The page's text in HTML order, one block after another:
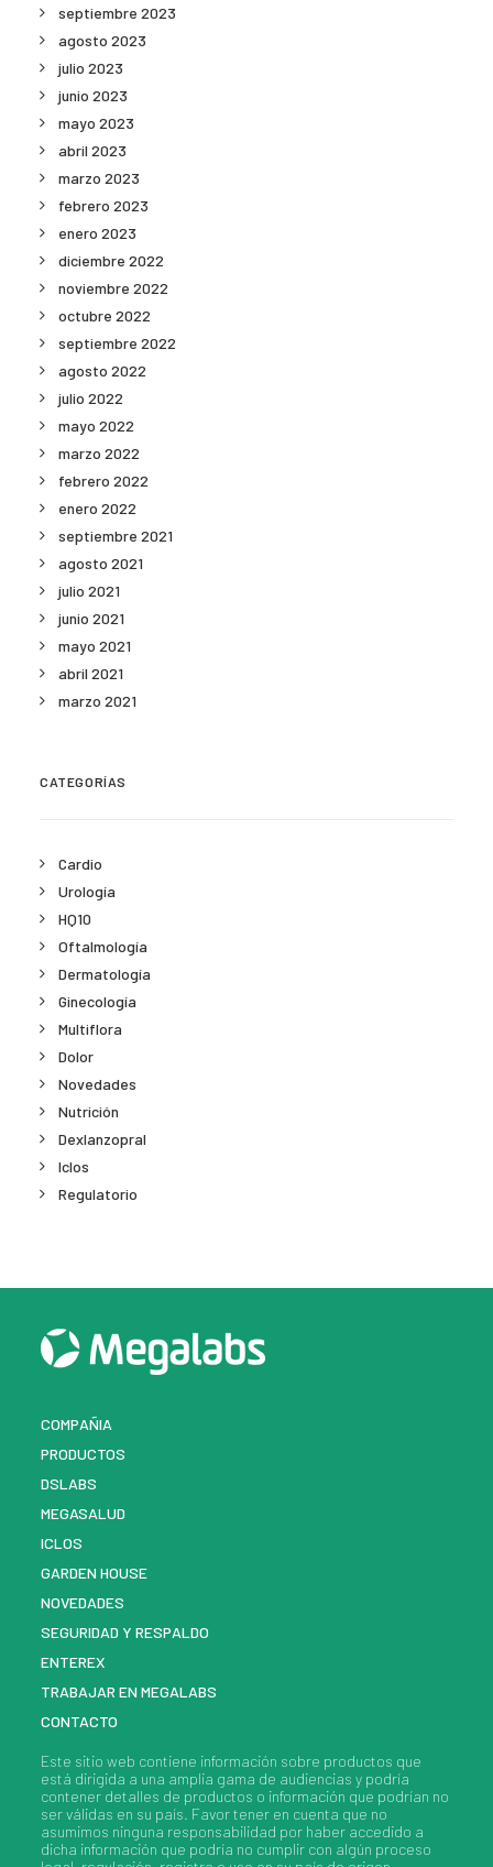
septiembre 2023
agosto 2023
julio 2023
junio 2023
mayo 2023
abril 2023
marzo 2023
febrero 2023
enero 2023
diciembre 2022
noviembre 2022
octubre 2022
septiembre 2022
agosto 2022
julio 2022
mayo 2022
marzo 2022
febrero 2022
enero 2022
septiembre 2021
agosto 2021
julio 2021
junio 2021
mayo 2021
abril 2021
marzo 2021
CATEGORÍAS
Cardio
Urología
HQ10
Oftalmología
Dermatología
Ginecología
Multiflora
Dolor
Novedades
Nutrición
Dexlanzopral
Iclos
Regulatorio
COMPAÑIA
PRODUCTOS
DSLABS
MEGASALUD
ICLOS
GARDEN HOUSE
NOVEDADES
SEGURIDAD Y RESPALDO
ENTEREX
TRABAJAR EN MEGALABS
CONTACTO
Este sitio web contiene información sobre productos que
está dirigida a una amplia gama de audiencias y podría
contener detalles de productos o información que podrían no
ser válidas en su país. Favor tener en cuenta que no
asumimos ninguna responsabilidad por haber accedido a
dicha información que podría no cumplir con algún proceso